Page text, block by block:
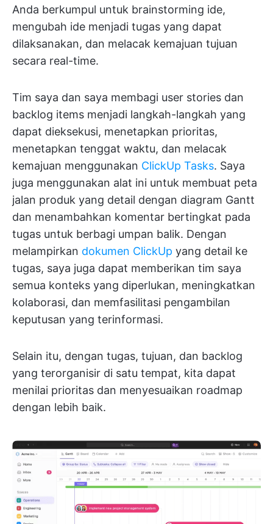
Anda berkumpul untuk brainstorming ide,
mengubah ide menjadi tugas yang dapat
dilaksanakan, dan melacak kemajuan tujuan
secara real-time.
Tim saya dan saya membagi user stories dan
backlog items menjadi langkah-langkah yang
dapat dieksekusi, menetapkan prioritas,
menetapkan tenggat waktu, dan melacak
kemajuan menggunakan ClickUp Tasks. Saya
juga menggunakan alat ini untuk membuat peta
jalan produk yang detail dengan diagram Gantt
dan menambahkan komentar bertingkat pada
tugas untuk berbagi umpan balik. Dengan
melampirkan dokumen ClickUp yang detail ke
tugas, saya juga dapat memberikan tim saya
semua konteks yang diperlukan, meningkatkan
kolaborasi, dan memfasilitasi pengambilan
keputusan yang terinformasi.
Selain itu, dengan tugas, tujuan, dan backlog
yang terorganisir di satu tempat, kita dapat
menilai prioritas dan menyesuaikan roadmap
dengan lebih baik.